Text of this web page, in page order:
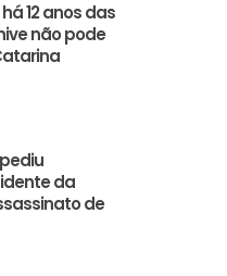
há 12 anos das
não pode
da
de